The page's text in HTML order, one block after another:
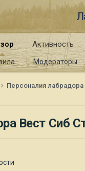
Модераторы
Активность
Персоналия
Вест Сиб